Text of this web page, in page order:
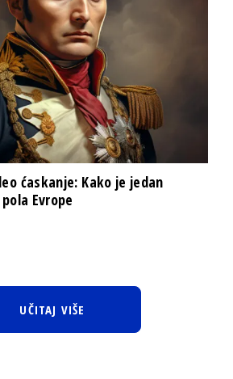
ćaskanje: Kako je jedan
Evrope
UČITAJ VIŠE